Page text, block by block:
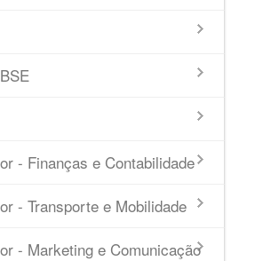
- Finanças e Contabilidade
- Transporte e Mobilidade
- Marketing e Comunicação